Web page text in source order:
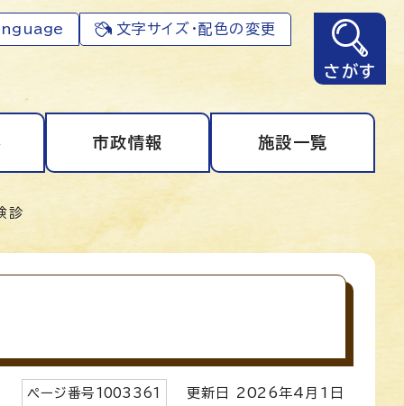
文字サイズ・配色の変更
さがす
市政情報 施設一覧
診
ページ番号 1003361 更新日 2026年4月1日